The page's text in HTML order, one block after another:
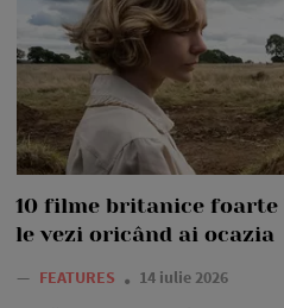
10 filme britanice foarte
le vezi oricând ai ocazia
— FEATURES 14 iulie 2026